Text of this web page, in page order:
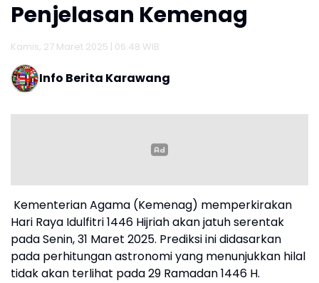
Penjelasan Kemenag
Kamis, 27 Maret 2025 | 06:48 WIB
Info Berita Karawang
Kementerian Agama (Kemenag) memperkirakan
Hari Raya Idulfitri 1446 Hijriah akan jatuh serentak
pada Senin, 31 Maret 2025. Prediksi ini didasarkan
pada perhitungan astronomi yang menunjukkan hilal
tidak akan terlihat pada 29 Ramadan 1446 H.